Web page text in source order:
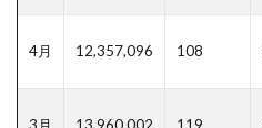
4月 12,357,096 108
3月 13,960,002 119